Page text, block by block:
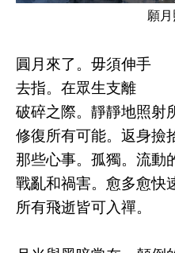
願月
圓月來了。毋須伸手
去指。在眾生支離
破碎之際。靜靜地照射
修復所有可能。返身撿
那些心事。孤獨。流動
戰亂和禍害。愈多愈快
所有飛逝皆可入禪。